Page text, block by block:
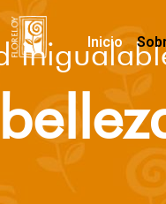
Inicio